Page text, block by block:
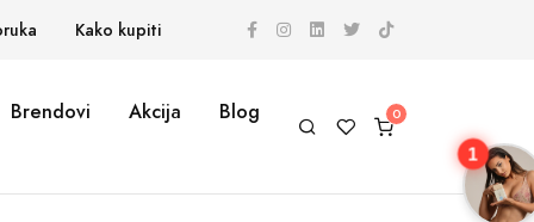
Kako kupiti
Brendovi Akcija Blog
1